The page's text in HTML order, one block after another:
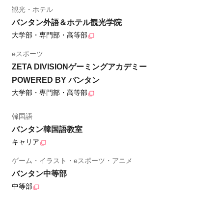
観光・ホテル
バンタン外語＆ホテル観光学院
大学部・専門部・高等部
eスポーツ
ZETA DIVISIONゲーミングアカデミー
POWERED BY バンタン
大学部・専門部・高等部
韓国語
バンタン韓国語教室
キャリア
ゲーム・イラスト・eスポーツ・アニメ
バンタン中等部
中等部